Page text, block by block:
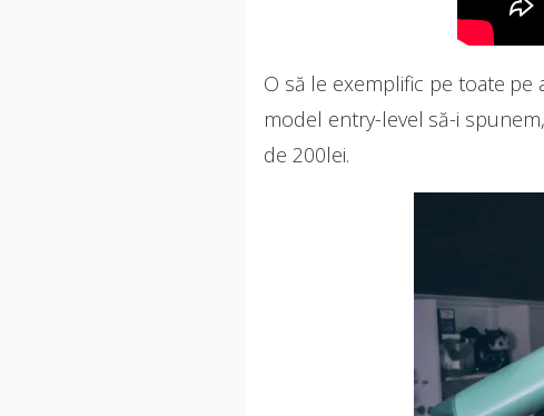
O să le exemplific pe toate pe
model entry-level să-i
de 200lei.